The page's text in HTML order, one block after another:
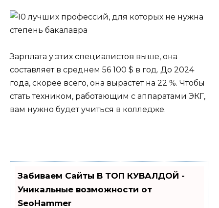
Зарплата у этих специалистов выше, она
составляет в среднем 56 100 $ в год. До 2024
года, скорее всего, она вырастет на 22 %. Чтобы
стать техником, работающим с аппаратами ЭКГ,
вам нужно будет учиться в колледже.
Забиваем Сайты В ТОП КУВАЛДОЙ -
Уникальные возможности от
SeoHammer